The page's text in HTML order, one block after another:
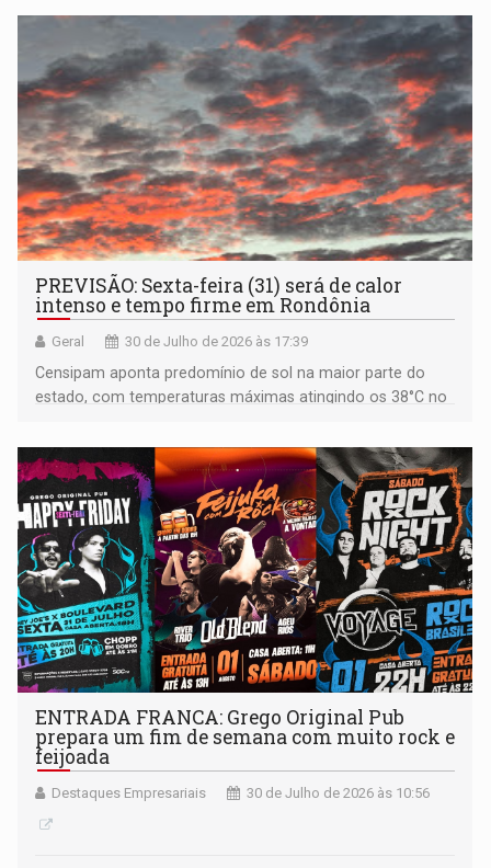
PREVISÃO: Sexta-feira (31) será de calor
intenso e tempo firme em Rondônia
Geral 30 de Julho de 2026 às 17:39
Censipam aponta predomínio de sol na maior parte do
estado, com temperaturas máximas atingindo os 38°C no
ENTRADA FRANCA: Grego Original Pub
prepara um fim de semana com muito rock e
feijoada
Destaques Empresariais 30 de Julho de 2026 às 10:56